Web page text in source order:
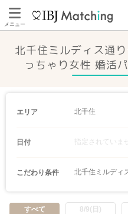
メニュー
北千住ミルディス通
っちゃり女性 婚活
エリア 北千住
日付 指定されていま
こだわり条件
すべて
8/9(日)